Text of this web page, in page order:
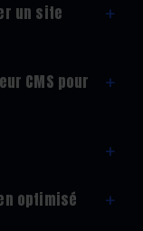
un site
+
CMS pour
+
+
optimisé
+